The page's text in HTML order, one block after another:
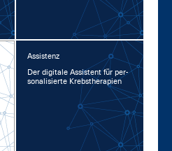
Assistenz
Der di­gi­ta­le As­sis­tent für per­
so­na­li­sier­te Krebs­the­ra­pi­en